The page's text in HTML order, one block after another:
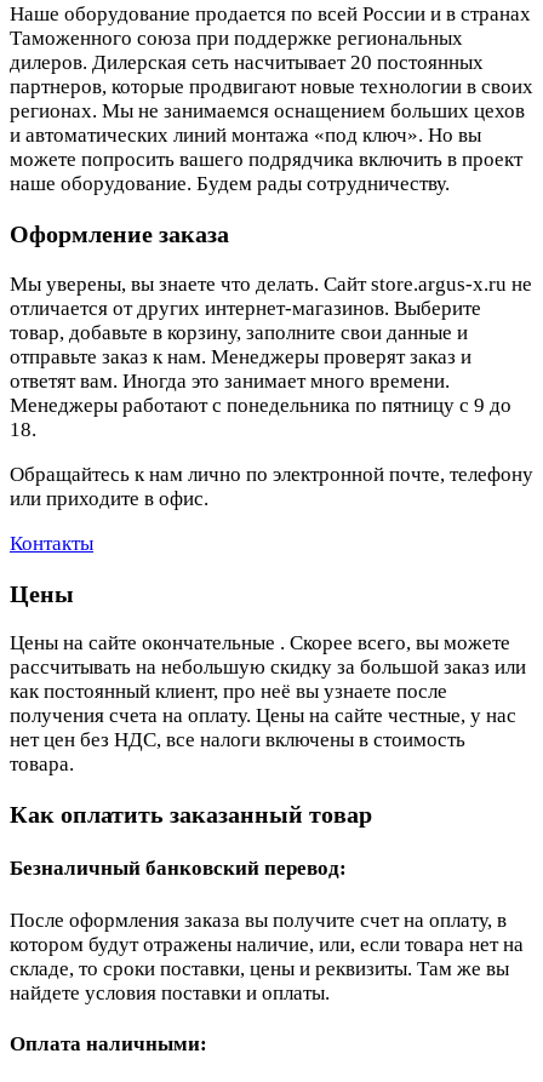
Наше оборудование продается по всей России и в странах
Таможенного союза при поддержке региональных
дилеров. Дилерская сеть насчитывает 20 постоянных
партнеров, которые продвигают новые технологии в своих
регионах. Мы не занимаемся оснащением больших цехов
и автоматических линий монтажа «под ключ». Но вы
можете попросить вашего подрядчика включить в проект
наше оборудование. Будем рады сотрудничеству.
Оформление заказа
Мы уверены, вы знаете что делать. Сайт store.argus-x.ru не
отличается от других интернет-магазинов. Выберите
товар, добавьте в корзину, заполните свои данные и
отправьте заказ к нам. Менеджеры проверят заказ и
ответят вам. Иногда это занимает много времени.
Менеджеры работают с понедельника по пятницу с 9 до
18.
Обращайтесь к нам лично по электронной почте, телефону
или приходите в офис.
Контакты
Цены
Цены на сайте окончательные . Скорее всего, вы можете
рассчитывать на небольшую скидку за большой заказ или
как постоянный клиент, про неё вы узнаете после
получения счета на оплату. Цены на сайте честные, у нас
нет цен без НДС, все налоги включены в стоимость
товара.
Как оплатить заказанный товар
Безналичный банковский перевод:
После оформления заказа вы получите счет на оплату, в
котором будут отражены наличие, или, если товара нет на
складе, то сроки поставки, цены и реквизиты. Там же вы
найдете условия поставки и оплаты.
Оплата наличными: